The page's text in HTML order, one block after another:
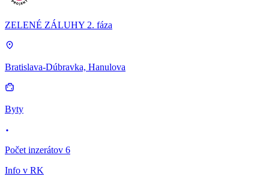
ZELENÉ ZÁLUHY 2. fáza
Bratislava-Dúbravka, Hanulova
Byty
Počet inzerátov 6
Info v RK